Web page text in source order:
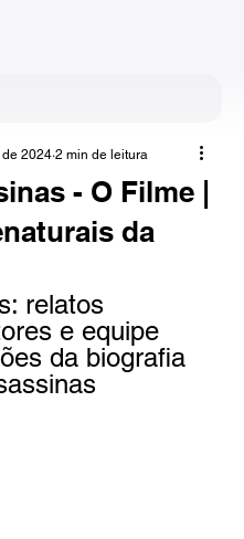
- O Filme |
da
de 2024 2 min de leitura
relatos
e equipe
da biografia